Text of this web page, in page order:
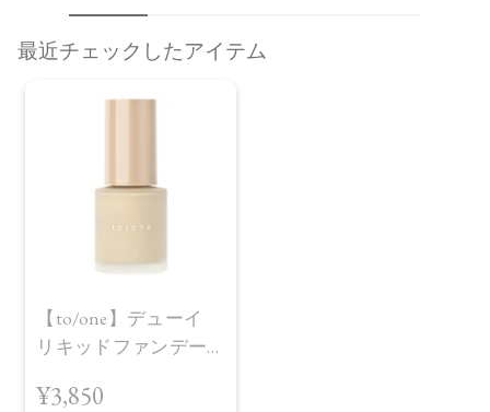
最近チェックしたアイテム
【to/one】デューイ
リキッドファンデー
¥3,850